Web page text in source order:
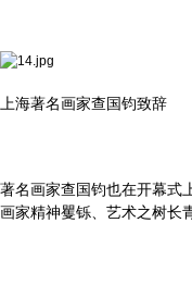
上海著名画家查国钧致辞
著名画家查国钧也在开幕式
画家精神矍铄、艺术之树长